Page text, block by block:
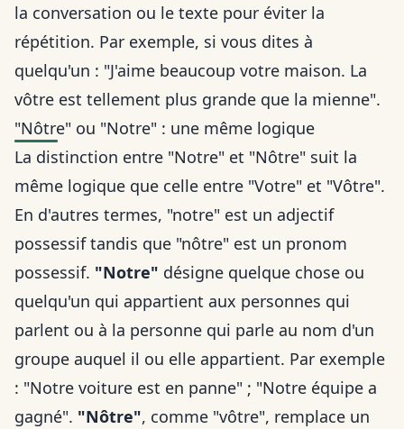
la conversation ou le texte pour éviter la
répétition. Par exemple, si vous dites à
quelqu'un : "J'aime beaucoup votre maison. La
vôtre est tellement plus grande que la mienne".
"Nôtre" ou "Notre" : une même logique
La distinction entre "Notre" et "Nôtre" suit la
même logique que celle entre "Votre" et "Vôtre".
En d'autres termes, "notre" est un adjectif
possessif tandis que "nôtre" est un pronom
possessif. "Notre" désigne quelque chose ou
quelqu'un qui appartient aux personnes qui
parlent ou à la personne qui parle au nom d'un
groupe auquel il ou elle appartient. Par exemple
: "Notre voiture est en panne" ; "Notre équipe a
gagné". "Nôtre", comme "vôtre", remplace un